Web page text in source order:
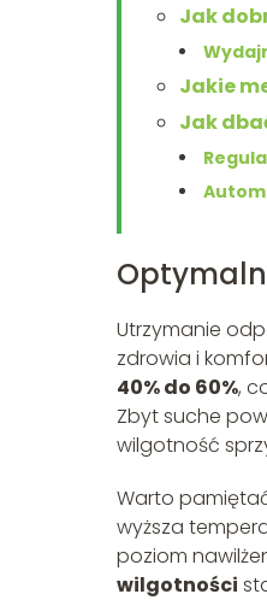
Jak
Jakie
Jak
Utrzymanie
zdrowia i
40% do 60%,
Zbyt suche
wilgotność
Warto
wyższa
poziom
wilgotności